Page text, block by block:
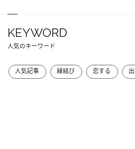
KEYWORD
人気のキーワード
人気記事 縁結び 恋する